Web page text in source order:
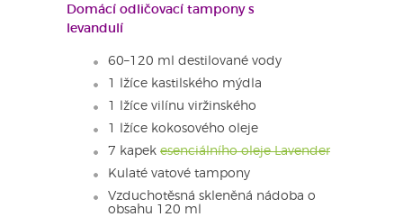
Domácí odličovací tampony s
levandulí
60–120 ml destilované vody
1 lžíce kastilského mýdla
1 lžíce vilínu viržinského
1 lžíce kokosového oleje
7 kapek esenciálního oleje Lavender
Kulaté vatové tampony
Vzduchotěsná skleněná nádoba o
obsahu 120 ml